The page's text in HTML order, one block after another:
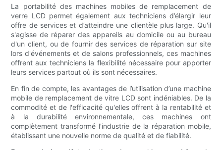
La portabilité des machines mobiles de remplacement de
verre LCD permet également aux techniciens d’élargir leur
offre de services et d’atteindre une clientèle plus large. Qu'il
s'agisse de réparer des appareils au domicile ou au bureau
d'un client, ou de fournir des services de réparation sur site
lors d'événements et de salons professionnels, ces machines
offrent aux techniciens la flexibilité nécessaire pour apporter
leurs services partout où ils sont nécessaires.
En fin de compte, les avantages de l’utilisation d’une machine
mobile de remplacement de vitre LCD sont indéniables. De la
commodité et de l'efficacité qu'elles offrent à la rentabilité et
à la durabilité environnementale, ces machines ont
complètement transformé l'industrie de la réparation mobile,
établissant une nouvelle norme de qualité et de fiabilité.